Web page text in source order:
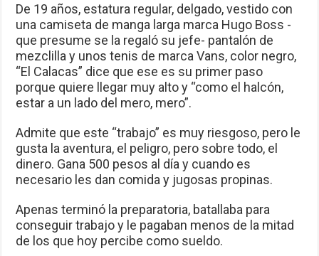
De 19 años, estatura regular, delgado, vestido con
una camiseta de manga larga marca Hugo Boss -
que presume se la regaló su jefe- pantalón de
mezclilla y unos tenis de marca Vans, color negro,
“El Calacas” dice que ese es su primer paso
porque quiere llegar muy alto y “como el halcón,
estar a un lado del mero, mero”.
Admite que este “trabajo” es muy riesgoso, pero le
gusta la aventura, el peligro, pero sobre todo, el
dinero. Gana 500 pesos al día y cuando es
necesario les dan comida y jugosas propinas.
Apenas terminó la preparatoria, batallaba para
conseguir trabajo y le pagaban menos de la mitad
de los que hoy percibe como sueldo.